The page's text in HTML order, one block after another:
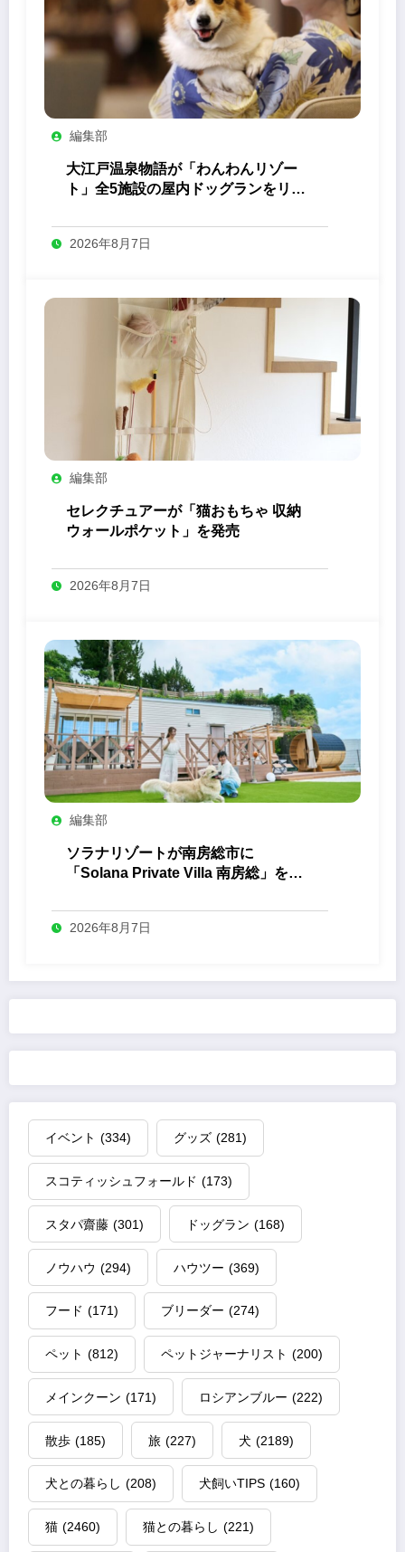
編集部
大江戸温泉物語が「わんわんリゾー
ト」全5施設の屋内ドッグランをリニ
2026年8月7日
編集部
セレクチュアーが「猫おもちゃ 収納
ウォールポケット」を発売
2026年8月7日
編集部
ソラナリゾートが南房総市に
「Solana Private Villa 南房総」を開
2026年8月7日
イベント (334) グッズ (281)
スコティッシュフォールド (173)
スタパ齋藤 (301) ドッグラン (168)
ノウハウ (294) ハウツー (369)
フード (171) ブリーダー (274)
ペット (812) ペットジャーナリスト (200)
メインクーン (171) ロシアンブルー (222)
散歩 (185) 旅 (227) 犬 (2189)
犬との暮らし (208) 犬飼いTIPS (160)
猫 (2460) 猫との暮らし (221)